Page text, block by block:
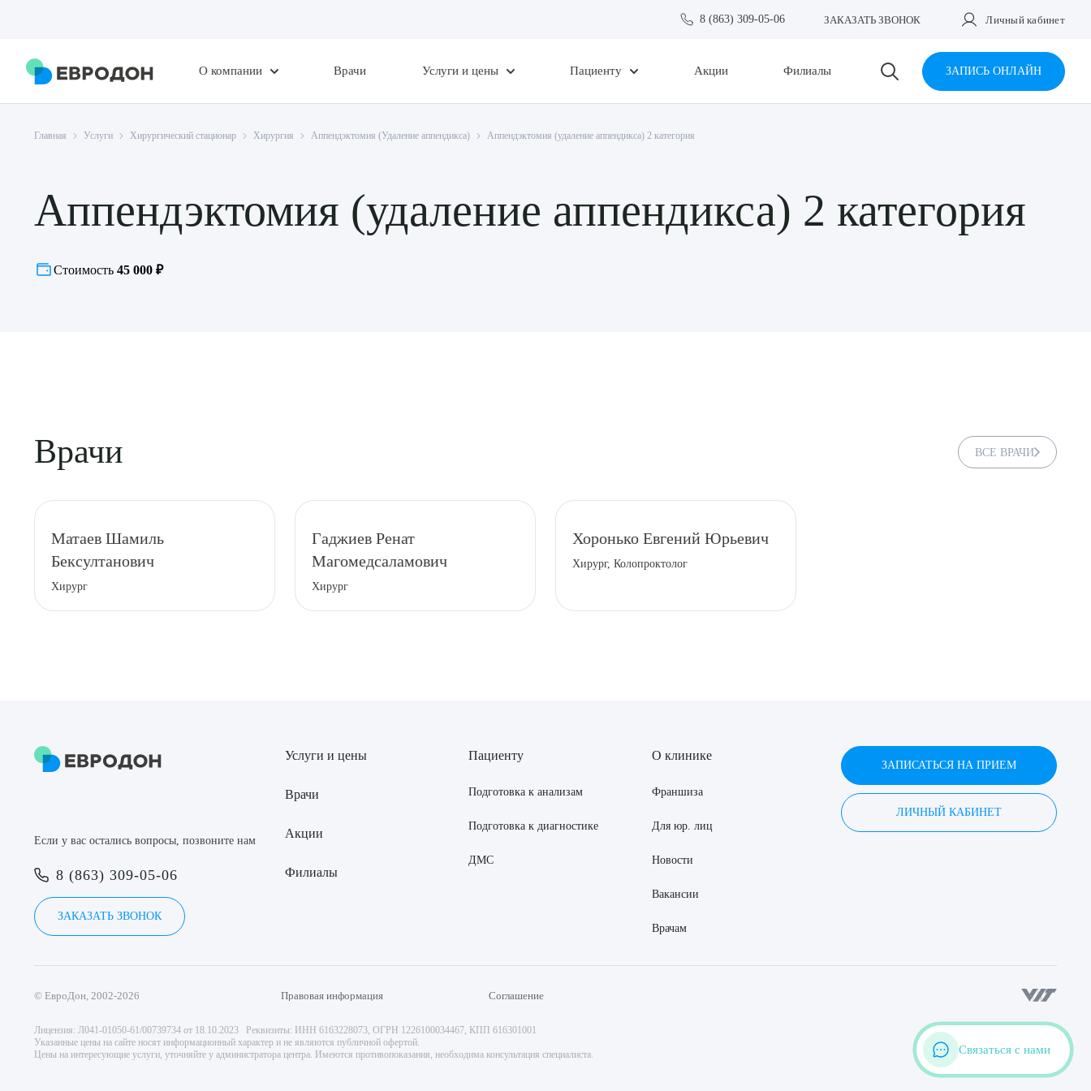
8 (863) 309-05-06 ЗАКАЗАТЬ ЗВОНОК Личный кабинет
О компании Врачи Услуги и цены Пациенту Акции Филиалы ЗАПИСЬ ОНЛАЙН
Главная Услуги Хирургический стационар Хирургия Аппендэктомия (Удаление аппендикса) Аппендэктомия (удаление аппендикса) 2 категория
Аппендэктомия (удаление аппендикса) 2 категория
Стоимость 45 000 ₽
Врачи ВСЕ ВРАЧИ
Матаев Шамиль
Бексултанович
Хирург
Гаджиев Ренат
Магомедсаламович
Хирург
Хоронько Евгений Юрьевич
Хирург, Колопроктолог
Если у вас остались вопросы, позвоните нам
8 (863) 309-05-06
ЗАКАЗАТЬ ЗВОНОК
Услуги и цены
Врачи
Акции
Филиалы
Пациенту
Подготовка к анализам
Подготовка к диагностике
ДМС
О клинике
Франшиза
Для юр. лиц
Новости
Вакансии
Врачам
ЗАПИСАТЬСЯ НА ПРИЕМ
ЛИЧНЫЙ КАБИНЕТ
© ЕвроДон, 2002-2026 Правовая информация Соглашение
Лицензия: Л041-01050-61/00739734 от 18.10.2023 Реквизиты: ИНН 6163228073, ОГРН 1226100034467, КПП 616301001
Указанные цены на сайте носят информационный характер и не являются публичной офертой.
Цены на интересующие услуги, уточняйте у администратора центра. Имеются противопоказания, необходима консультация специалиста.
Связаться с нами
Выберите сопутствующую услугу